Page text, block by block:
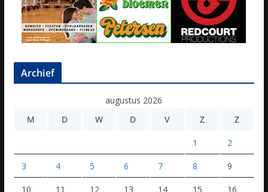
Archief
augustus 2026
M
D W D V Z Z
1 2
3 4 5 6 7 8 9
10 11 12 13 14 15 16